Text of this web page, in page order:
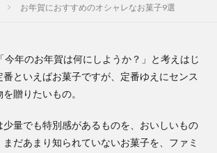
お年賀におすすめのオシャレなお菓子9選
今年のお年賀は何にしようか？」と考えはじ
といえばお菓子ですが、定番ゆえにセンス
贈りたいもの。
少量でも特別感があるものを、おいしいもの
だあまり知られていないお菓子を、ファミ